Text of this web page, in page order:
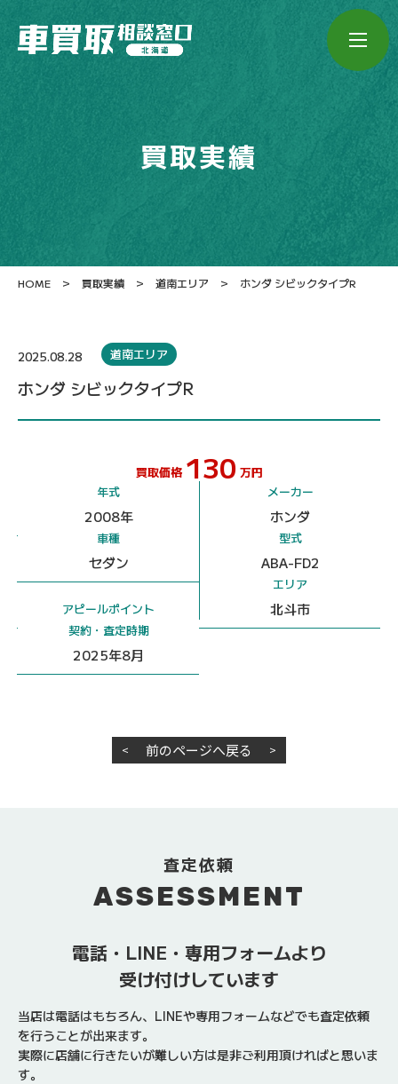
買取実績
HOME > 買取実績 > 道南エリア > ホンダ シビックタイプR
2025.08.28 道南エリア
ホンダ シビックタイプR
買取価格 130 万円
年式
2008年
メーカー
ホンダ
車種
セダン
型式
ABA-FD2
アピールポイント
エリア
北斗市
契約・査定時期
2025年8月
< 前のページへ戻る >
査定依頼
ASSESSMENT
電話・LINE・専用フォームより
受け付けしています
当店は電話はもちろん、LINEや専用フォームなどでも査定依頼
を行うことが出来ます。
実際に店舗に行きたいが難しい方は是非ご利用頂ければと思いま
す。